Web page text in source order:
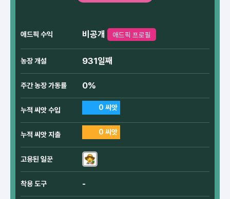
애드픽 수익 비공개 애드픽 프로필
농장 개설 931일째
주간 농장 가동률 0%
누적 씨앗 수입 0 씨앗
누적 씨앗 지출 0 씨앗
고용된 일꾼
착용 도구 -